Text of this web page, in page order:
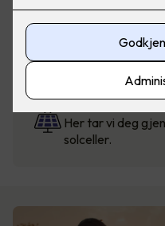
Visste du at du
klimasmarte
Hva er
Her tar vi deg
solceller.